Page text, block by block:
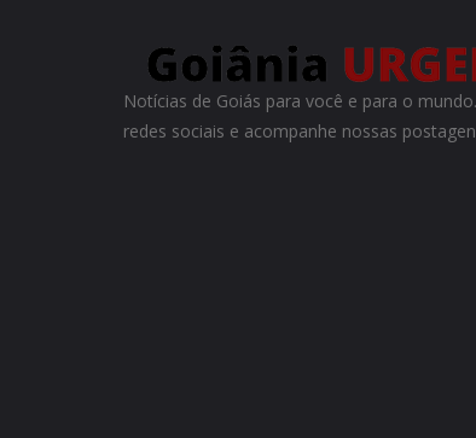
Notícias de Goiás para você e para o
redes sociais e acompanhe nossas